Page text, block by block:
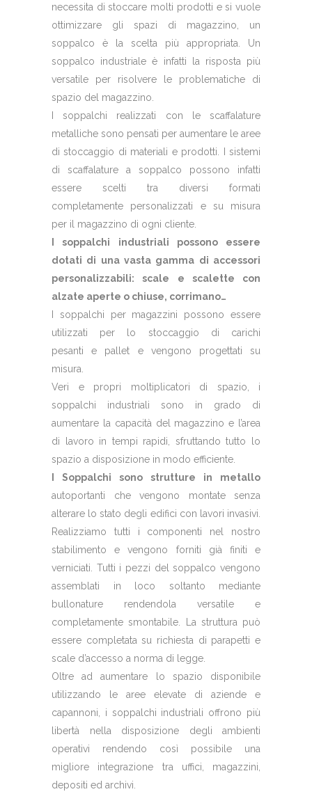
necessita di stoccare molti prodotti e si vuole
ottimizzare gli spazi di magazzino, un
soppalco è la scelta più appropriata. Un
soppalco industriale è infatti la risposta più
versatile per risolvere le problematiche di
spazio del magazzino.
I soppalchi realizzati con le scaffalature
metalliche sono pensati per aumentare le aree
di stoccaggio di materiali e prodotti. I sistemi
di scaffalature a soppalco possono infatti
essere scelti tra diversi formati
completamente personalizzati e su misura
per il magazzino di ogni cliente.
I soppalchi industriali possono essere
dotati di una vasta gamma di accessori
personalizzabili: scale e scalette con
alzate aperte o chiuse, corrimano…
I soppalchi per magazzini possono essere
utilizzati per lo stoccaggio di carichi
pesanti e pallet e vengono progettati su
misura.
Veri e propri moltiplicatori di spazio, i
soppalchi industriali sono in grado di
aumentare la capacità del magazzino e l’area
di lavoro in tempi rapidi, sfruttando tutto lo
spazio a disposizione in modo efficiente.
I Soppalchi sono strutture in metallo
autoportanti che vengono montate senza
alterare lo stato degli edifici con lavori invasivi.
Realizziamo tutti i componenti nel nostro
stabilimento e vengono forniti già finiti e
verniciati. Tutti i pezzi del soppalco vengono
assemblati in loco soltanto mediante
bullonature rendendola versatile e
completamente smontabile. La struttura può
essere completata su richiesta di parapetti e
scale d’accesso a norma di legge.
Oltre ad aumentare lo spazio disponibile
utilizzando le aree elevate di aziende e
capannoni, i soppalchi industriali offrono più
libertà nella disposizione degli ambienti
operativi rendendo così possibile una
migliore integrazione tra uffici, magazzini,
depositi ed archivi.